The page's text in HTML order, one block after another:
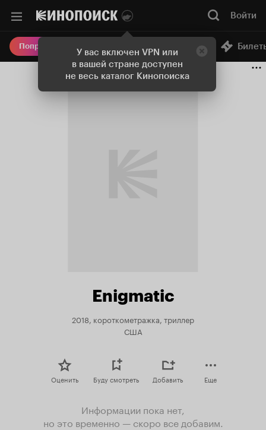
У вас включен VPN или
в вашей стране доступен
не весь каталог Кинопоиска
Войти
Попробовать Плюс Онлайн-кинотеатр
Enigmatic
2018, короткометражка, триллер
США
Оценить Буду смотреть Добавить Еще
Информации пока нет,
но это временно — скоро все добавим.